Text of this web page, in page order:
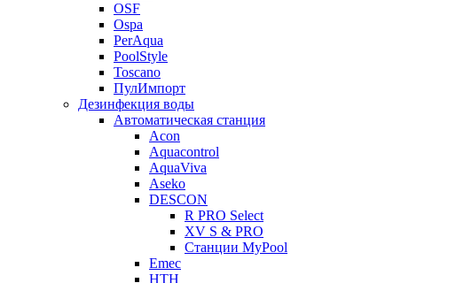
OSF
Ospa
PerAqua
PoolStyle
Toscano
ПулИмпорт
Дезинфекция воды
Автоматическая станция
Acon
Aquacontrol
AquaViva
Aseko
DESCON
R PRO Select
XV S & PRO
Станции MyPool
Emec
HTH